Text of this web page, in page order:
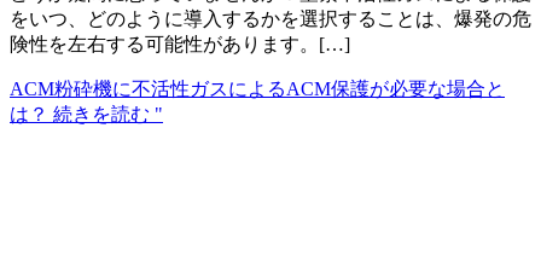
をいつ、どのように導入するかを選択することは、爆発の危
険性を左右する可能性があります。[…]
ACM粉砕機に不活性ガスによるACM保護が必要な場合と
は？ 続きを読む "